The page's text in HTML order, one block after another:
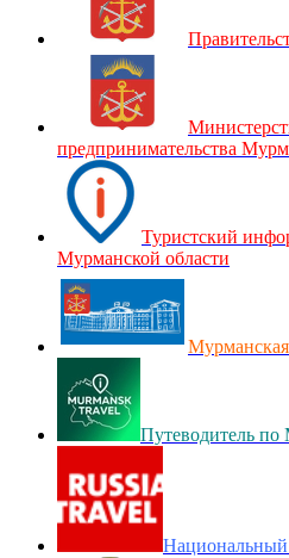
предпринимательства
Туристский
Мурманской области
Путеводитель по
Национальный